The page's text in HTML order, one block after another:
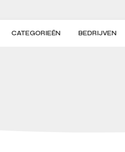
CATEGORIEËN BEDRIJVEN